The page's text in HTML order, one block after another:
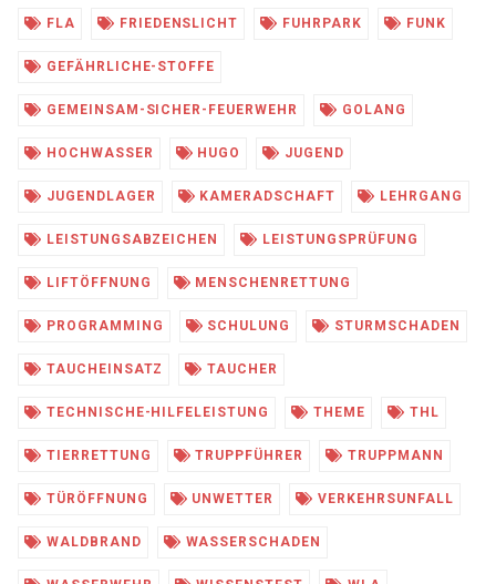
FLA FRIEDENSLICHT FUHRPARK FUNK
GEFÄHRLICHE-STOFFE
GEMEINSAM-SICHER-FEUERWEHR GOLANG
HOCHWASSER HUGO JUGEND
JUGENDLAGER KAMERADSCHAFT LEHRGANG
LEISTUNGSABZEICHEN LEISTUNGSPRÜFUNG
LIFTÖFFNUNG MENSCHENRETTUNG
PROGRAMMING SCHULUNG STURMSCHADEN
TAUCHEINSATZ TAUCHER
TECHNISCHE-HILFELEISTUNG THEME THL
TIERRETTUNG TRUPPFÜHRER TRUPPMANN
TÜRÖFFNUNG UNWETTER VERKEHRSUNFALL
WALDBRAND WASSERSCHADEN